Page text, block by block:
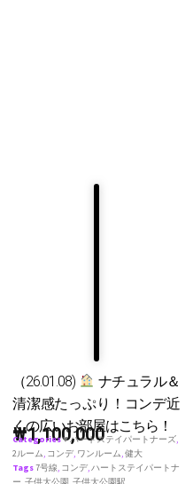
（26.01.08)
ナチュラル＆
清潔感たっぷり！コンデ近
くの広いお部屋はこちら！
₩1,100,000
Categories♥ ハートステイパートナーズ,
2ルーム, コンデ, ワンルーム,健大
Tags7号線, コンデ,ハートステイパートナ